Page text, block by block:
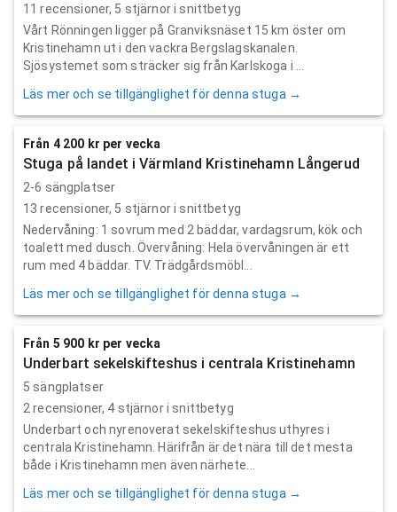
11 recensioner, 5 stjärnor i snittbetyg
Vårt Rönningen ligger på Granviksnäset 15 km öster om
Kristinehamn ut i den vackra Bergslagskanalen.
Sjösystemet som sträcker sig från Karlskoga i ...
Läs mer och se tillgänglighet för denna stuga →
Från 4 200 kr per vecka
Stuga på landet i Värmland Kristinehamn Långerud
2-6 sängplatser
13 recensioner, 5 stjärnor i snittbetyg
Nedervåning: 1 sovrum med 2 bäddar, vardagsrum, kök och
toalett med dusch. Övervåning: Hela övervåningen är ett
rum med 4 bäddar. TV. Trädgårdsmöbl...
Läs mer och se tillgänglighet för denna stuga →
Från 5 900 kr per vecka
Underbart sekelskifteshus i centrala Kristinehamn
5 sängplatser
2 recensioner, 4 stjärnor i snittbetyg
Underbart och nyrenoverat sekelskifteshus uthyres i
centrala Kristinehamn. Härifrån är det nära till det mesta
både i Kristinehamn men även närhete...
Läs mer och se tillgänglighet för denna stuga →